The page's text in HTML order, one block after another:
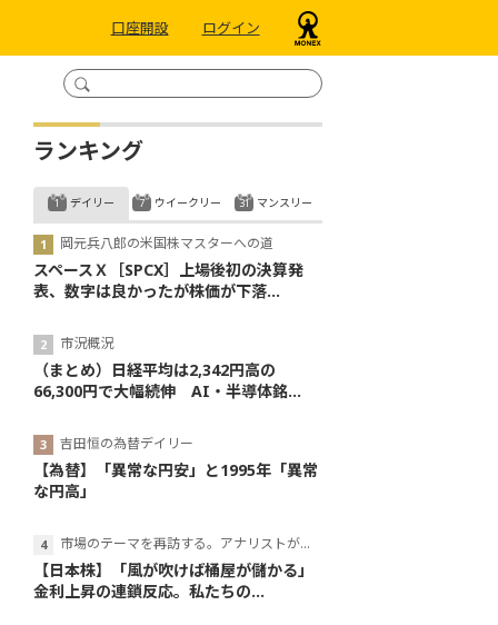
口座開設 ログイン
ランキング
デイリー
岡元兵八郎の米国株マスターへの道
スペースＸ［SPCX］上場後初の決算発
表、数字は良かったが株価が下落...
市況概況
（まとめ）日経平均は2,342円高の
66,300円で大幅続伸 AI・半導体銘...
吉田恒の為替デイリー
【為替】「異常な円安」と1995年「異常
な円高」
市場のテーマを再訪する。アナリストが読み解くテーマの本質
【日本株】「風が吹けば桶屋が儲かる」
金利上昇の連鎖反応。私たちの...
ウイークリー マンスリー